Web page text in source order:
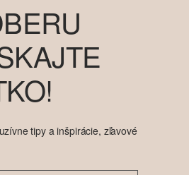
tipy a inšpirácie, zľavové